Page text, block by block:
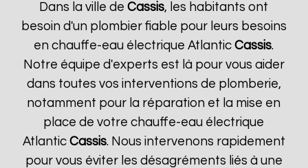
Dans la ville deCassis, les habitants ont
besoin d'un plombier fiable pour leurs besoins
en chauffe-eau électrique AtlanticCassis.
Notre équipe d'experts est là pour vous aider
dans toutes vos interventions de plomberie,
notamment pour la réparation et la mise en
place de votre chauffe-eau électrique
Atlantic Cassis. Nous intervenons rapidement
pour vous éviter les désagréments liés à une